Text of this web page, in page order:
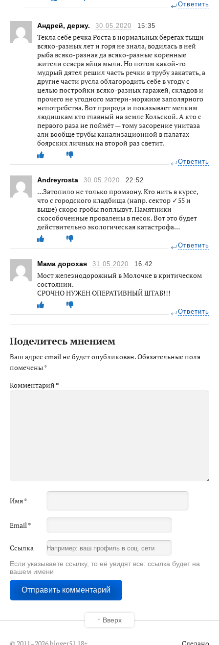
Ответить
Андрей, держу. 30.05.2020 15:35
Текла себе речка Роста в нормальных берегах тыщи
всяко-разных лет и горя не знала, водилась в ней
рыба всяко-разная да всяко-разные коренные
жители севера яйца мыли. Но потом какой-то
мудрый дятел решил часть речки в трубу закатать, а
другие части русла облагородить себе в угоду с
целью постройки всяко-разных гаражей, складов и
прочего не угодного матери-моржихе заполярного
непотребства. Вот природа и показывает мелким
людишкам кто главный на земле Кольской. А кто с
первого раза не поймёт — тому засорение унитаза
али вообще трубы канализационной в палатах
боярских личных на второй раз светит.
Ответить
Andreyrosta 30.05.2020 22:52
…Затопило не только промзону. Кто нить в курсе,
что с городского кладбища (напр. сектор ✓55 и
выше) скоро гробы поплывут. Памятники
скособоченные провалены в песок. Вот это будет
действительно экологическая катастрофа…
Ответить
Мама дорохая 31.05.2020 16:42
Мост железнодорожный в Молочке в критическом
состоянии.
СРОЧНО НУЖЕН ОПЕРАТИВНЫЙ ШТАБ!!!
Ответить
Поделитесь мнением
Ваш адрес email не будет опубликован.Обязательные поля
помечены*
Комментарий *
Имя*
Email *
Ссылка
Если указываете ссылку, то её увидят все: ссылка будет на
вашем имени
↑ Вверх